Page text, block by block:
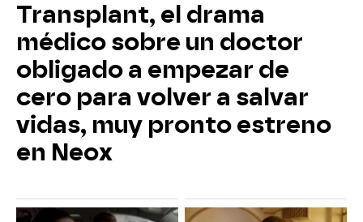
Transplant, el drama
médico sobre un doctor
obligado a empezar de
cero para volver a salvar
vidas, muy pronto estreno
en Neox